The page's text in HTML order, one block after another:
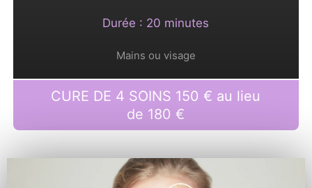
Durée : 20 minutes
Mains ou visage
CURE DE 4 SOINS 150 € au lieu
de 180 €